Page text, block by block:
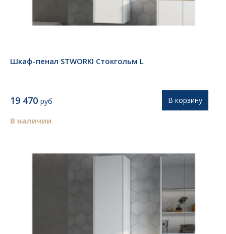
Шкаф-пенал STWORKI Стокгольм L
19 470 руб
В наличии
В корзину